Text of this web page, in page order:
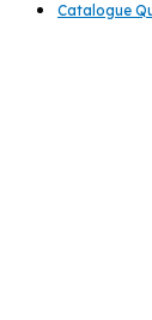
Catalogue